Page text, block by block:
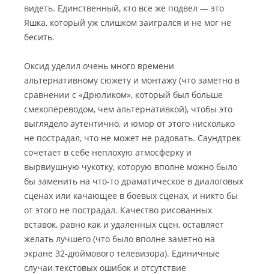
видеть. Единственный, кто все же подвел — это
Яшка, который уж слишком заигрался и не мог не
бесить.
Оксид уделил очень много времени
альтернативному сюжету и монтажу (что заметно в
сравнении с «Дрюликом», который был больше
смехопереводом, чем альтернативкой), чтобы это
выглядело аутентично, и юмор от этого нисколько
не пострадал, что не может не радовать. Саундтрек
сочетает в себе неплохую атмосферку и
вырвиушную чукотку, которую вполне можно было
бы заменить на что-то драматическое в диалоговых
сценах или качающее в боевых сценах, и никто бы
от этого не пострадал. Качество рисованных
вставок, равно как и удаленных сцен, оставляет
желать лучшего (что было вполне заметно на
экране 32-дюймового телевизора). Единичные
случаи текстовых ошибок и отсутствие